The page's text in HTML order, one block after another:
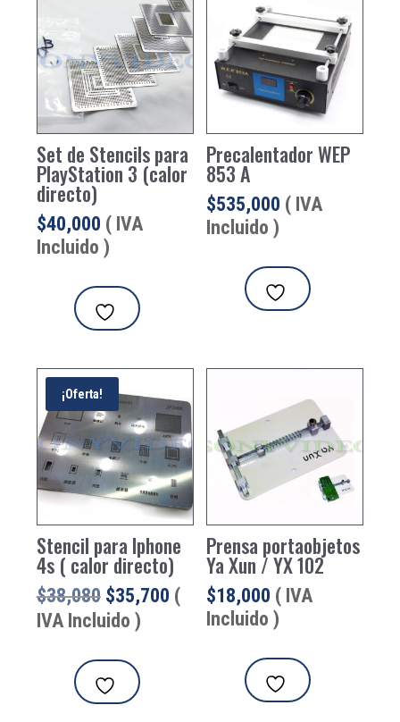
Set de Stencils para
PlayStation 3 (calor
directo)
$40,000 ( IVA
Incluido )
Precalentador WEP
853 A
$535,000 ( IVA
Incluido )
¡Oferta!
Stencil para Iphone
4s ( calor directo)
$38,080 El
precio
era:
$38,080.
$35,700El
precio
(
IVA Incluido )
Prensa portaobjetos
Ya Xun / YX 102
$18,000 ( IVA
Incluido )